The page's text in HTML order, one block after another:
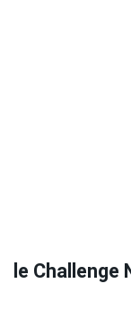
le Challenge